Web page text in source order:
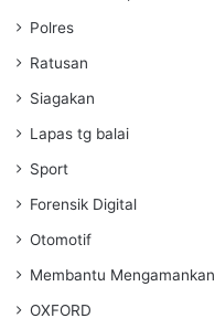
Polres
Ratusan
Siagakan
Lapas tg balai
Sport
Forensik Digital
Otomotif
Membantu Mengamankan
OXFORD